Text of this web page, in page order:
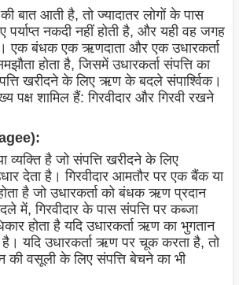
बात आती है, तो ज्यादातर लोगों के पास
पर्याप्त नकदी नहीं होती है, और यही वह जगह
बंधक एक ऋणदाता और एक उधारकर्ता
होता है, जिसमें उधारकर्ता संपत्ति का
खरीदने के लिए ऋण के बदले संपार्श्विक।
पक्ष शामिल हैं: गिरवीदार और गिरवी रखने
व्यक्ति है जो संपत्ति खरीदने के लिए
देता है। गिरवीदार आमतौर पर एक बैंक या
है जो उधारकर्ता को बंधक ऋण प्रदान
गिरवीदार के पास संपत्ति पर कब्जा
होता है यदि उधारकर्ता ऋण का भुगतान
यदि उधारकर्ता ऋण पर चूक करता है, तो
की वसूली के लिए संपत्ति बेचने का भी